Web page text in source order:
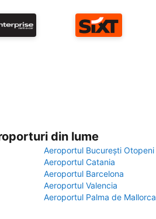
din lume
Aeroportul București Otopeni
Aeroportul Catania
Aeroportul Barcelona
Aeroportul Valencia
Aeroportul Palma de Mallorca